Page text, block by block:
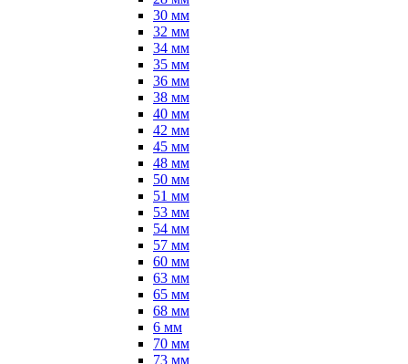
30 мм
32 мм
34 мм
35 мм
36 мм
38 мм
40 мм
42 мм
45 мм
48 мм
50 мм
51 мм
53 мм
54 мм
57 мм
60 мм
63 мм
65 мм
68 мм
6 мм
70 мм
73 мм